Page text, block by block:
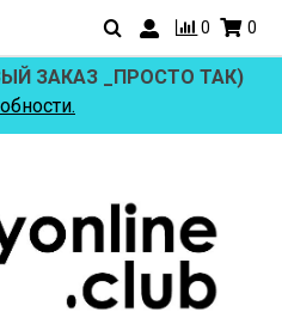
0 0
ЗАКАЗ _ПРОСТО ТАК)